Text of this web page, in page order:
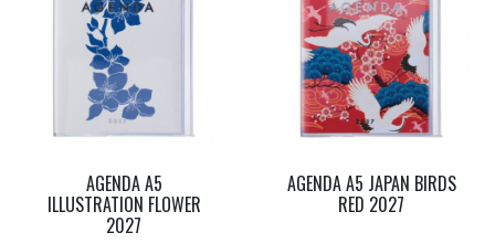
AGENDA A5
ILLUSTRATION FLOWER
2027
AGENDA A5 JAPAN BIRDS
RED 2027